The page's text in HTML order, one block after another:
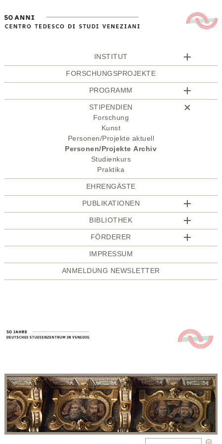
INSTITUT
FORSCHUNGSPROJEKTE
PROGRAMM
STIPENDIEN
Forschung
Kunst
Personen/Projekte aktuell
Personen/Projekte Archiv
Studienkurs
Praktika
EHRENGÄSTE
PUBLIKATIONEN
BIBLIOTHEK
FÖRDERER
IMPRESSUM
ANMELDUNG NEWSLETTER